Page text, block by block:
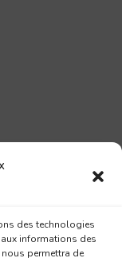
des technologies
informations des
permettra de